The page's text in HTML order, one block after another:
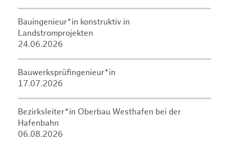
Bauingenieur*in konstruktiv in
Landstromprojekten
24.06.2026
Bauwerksprüfingenieur*in
17.07.2026
Bezirksleiter*in Oberbau Westhafen bei der
Hafenbahn
06.08.2026